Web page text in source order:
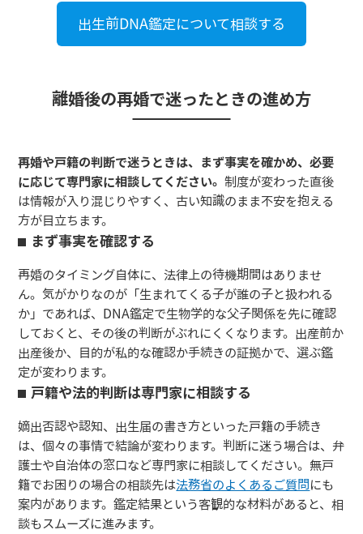
出生前DNA鑑定について相談する
離婚後の再婚で迷ったときの進め方
再婚や戸籍の判断で迷うときは、まず事実を確かめ、必要
に応じて専門家に相談してください。制度が変わった直後
は情報が入り混じりやすく、古い知識のまま不安を抱える
方が目立ちます。
まず事実を確認する
再婚のタイミング自体に、法律上の待機期間はありませ
ん。気がかりなのが「生まれてくる子が誰の子と扱われる
か」であれば、DNA鑑定で生物学的な父子関係を先に確認
しておくと、その後の判断がぶれにくくなります。出産前か
出産後か、目的が私的な確認か手続きの証拠かで、選ぶ鑑
定が変わります。
戸籍や法的判断は専門家に相談する
嫡出否認や認知、出生届の書き方といった戸籍の手続き
は、個々の事情で結論が変わります。判断に迷う場合は、弁
護士や自治体の窓口など専門家に相談してください。無戸
籍でお困りの場合の相談先は法務省のよくあるご質問 にも
案内があります。鑑定結果という客観的な材料があると、相
談もスムーズに進みます。